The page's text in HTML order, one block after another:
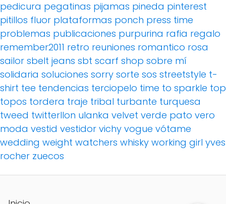
pedicura pegatinas pijamas pineda pinterest
pitillos fluor plataformas ponch press time
problemas publicaciones purpurina rafia regalo
remember2011 retro reuniones romantico rosa
sailor sbelt jeans sbt scarf shop sobre mí
solidaria soluciones sorry sorte sos streetstyle t-
shirt tee tendencias terciopelo time to sparkle top
topos tordera traje tribal turbante turquesa
tweed twitterllon ulanka velvet verde pato vero
moda vestid vestidor vichy vogue vótame
wedding weight watchers whisky working girl yves
rocher zuecos